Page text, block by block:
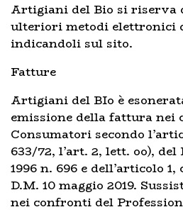
Artigiani del Bio si riserva
ulteriori metodi elettronici
indicandoli sul sito.
Fatture
Artigiani del BIo è
emissione della fattura nei
Consumatori secondo
633/72, l’art. 2, lett. oo), del
1996 n. 696 e dell’articolo
D.M. 10 maggio 2019.
nei confronti del